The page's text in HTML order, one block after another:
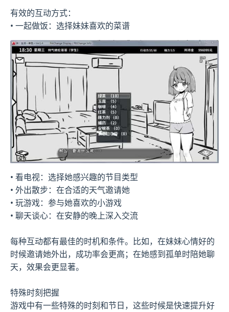
有效的互动方式：
• 一起做饭：选择妹妹喜欢的菜谱
• 看电视：选择她感兴趣的节目类型
• 外出散步：在合适的天气邀请她
• 玩游戏：参与她喜欢的小游戏
• 聊天谈心：在安静的晚上深入交流
每种互动都有最佳的时机和条件。比如，在妹妹心情好的
时候邀请她外出，成功率会更高；在她感到孤单时陪她聊
天，效果会更显著。
特殊时刻把握
游戏中有一些特殊的时刻和节日，这些时候是快速提升好